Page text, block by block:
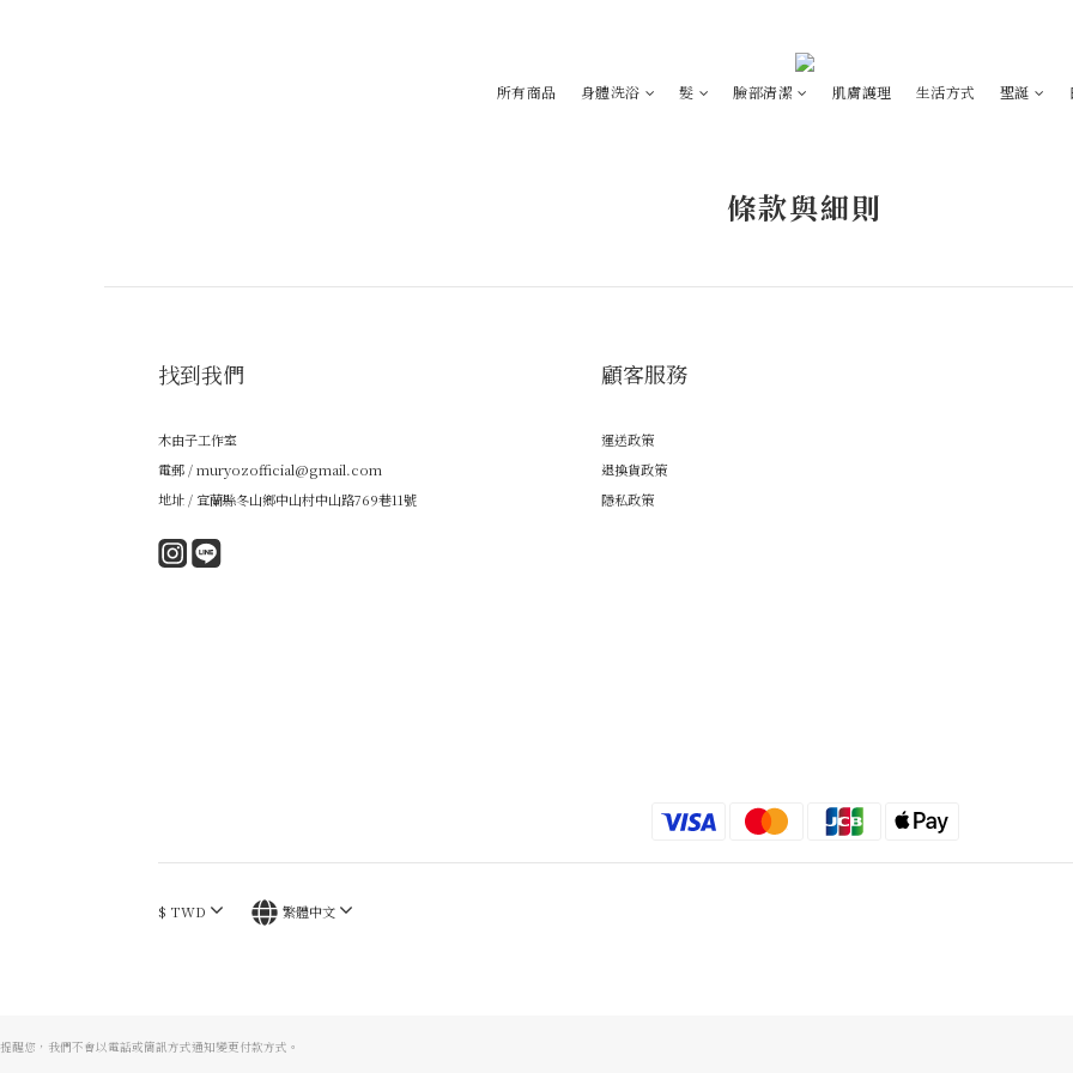
所有商品 身體洗浴 髮 臉部清潔 肌膚護理 生活方式 聖誕
條款與細則
找到我們
木由子工作室
電郵 / muryozofficial@gmail.com
地址 / 宜蘭縣冬山鄉中山村中山路769巷11號
顧客服務
運送政策
退換貨政策
隱私政策
$ TWD 繁體中文
提醒您，我們不會以電話或簡訊方式通知變更付款方式。